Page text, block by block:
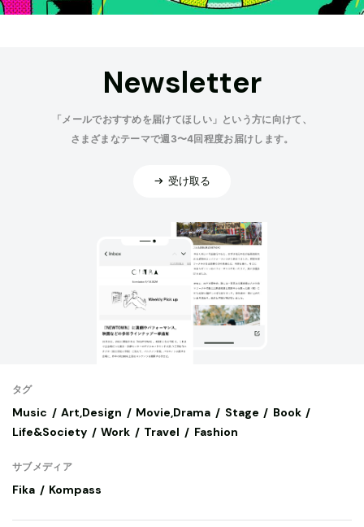
Newsletter
「メールでおすすめを届けてほしい」という方に向けて、
さまざまなテーマで週3〜4回程度お届けします。
受け取る
タグ
Music Art,Design Movie,Drama Stage
Book
Life&Society
Work Travel Fashion
サブメディア
Fika Kompass